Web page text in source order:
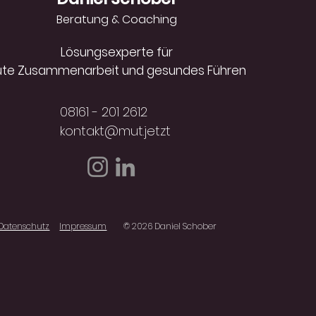
Beratung & Coaching
Lösungsexperte für
Zusammenarbeit und gesundes Führen
08161 - 201 2612
kontakt@mut.jetzt
Impressum © 2026 Daniel Schober